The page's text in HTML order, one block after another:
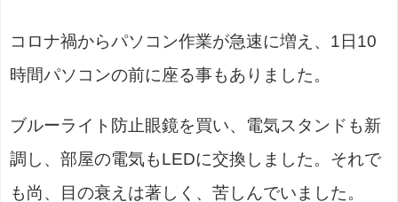
コロナ禍からパソコン作業が急速に増え、1日10
時間パソコンの前に座る事もありました。
ブルーライト防止眼鏡を買い、電気スタンドも新
調し、部屋の電気もLEDに交換しました。それで
も尚、目の衰えは著しく、苦しんでいました。